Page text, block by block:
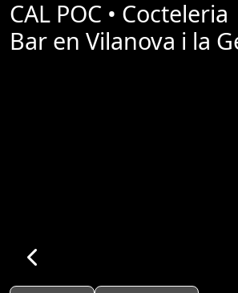
CAL POC • Cocteleria
Bar en Vilanova i la